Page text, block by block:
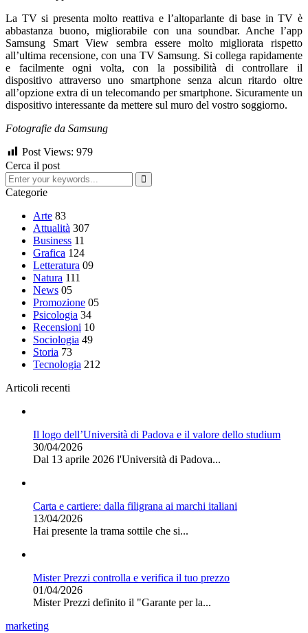
La TV si presenta molto reattiva e l’altoparlante di base in TV è
abbastanza buono, migliorabile con una soundbar. Anche l’app
Samsung Smart View sembra essere molto migliorata rispetto
all’ultima recensione, con una TV Samsung. Si collega rapidamente
e facilmente ogni volta, con la possibilità di controllare il
dispositivo attraverso uno smartphone senza alcun ritardo oltre
all’opzione extra di un telecomando per smartphone. Sicuramente un
dispositivo interessante da mettere sul muro del vostro soggiorno.
Fotografie da Samsung
Post Views: 979
Cerca il post
Categorie
Arte 83
Attualità 307
Business 11
Grafica 124
Letteratura 09
Natura 111
News 05
Promozione 05
Psicologia 34
Recensioni 10
Sociologia 49
Storia 73
Tecnologia 212
Articoli recenti
Il logo dell’Università di Padova e il valore dello studium
30/04/2026
Dal 13 aprile 2026 l'Università di Padova...
Carta e cartiere: dalla filigrana ai marchi italiani
13/04/2026
Hai presente la trama sottile che si...
Mister Prezzi controlla e verifica il tuo prezzo
01/04/2026
Mister Prezzi definito il "Garante per la...
marketing